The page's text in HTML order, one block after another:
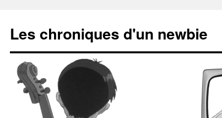
Les chroniques d'un newbie